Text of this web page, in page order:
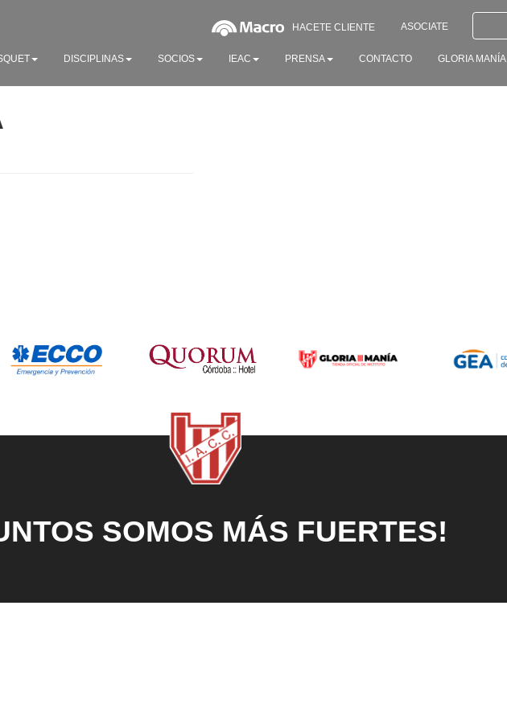
HACETE CLIENTE ASOCIATE
DISCIPLINAS SOCIOS IEAC PRENSA CONTACTO GLORIA MANÍA
SOMOS MÁS FUERTES!